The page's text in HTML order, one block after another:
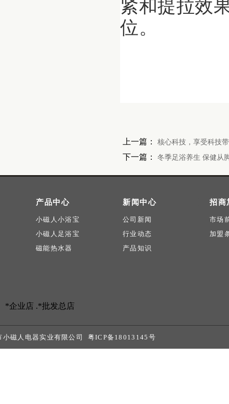
紧和提拉效
位。
上一篇： 核心科技，享受科技
下一篇： 冬季足浴养生 保健从
产品中心
小磁人小浴宝
小磁人足浴宝
磁能热水器
新闻中心
公司新闻
行业动态
产品知识
招商
市场
加盟
*企业店 .*批发总店
磁人电器实业有限公司 粤ICP备18013145号